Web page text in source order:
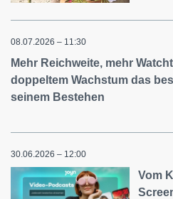
08.07.2026 – 11:30
Mehr Reichweite, mehr
doppeltem Wachstum das
seinem Bestehen
30.06.2026 – 12:00
Vom